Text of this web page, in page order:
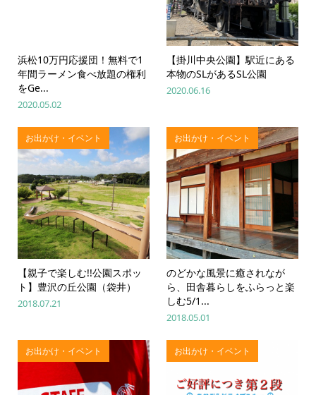
浜松10万円応援団！無料で1
年間ラーメン食べ放題の権利
をGe...
2020.05.02
【掛川中央公園】駅近にある
本物のSLがあるSL公園
2020.06.16
お出かけ・イベント
【親子で楽しむ!!公園スポッ
ト】豊沢の丘公園（袋井）
2018.07.21
お出かけ・イベント
のどかな風景に癒されなが
ら、田舎暮らしをふらっと楽
しむ5/1...
2018.05.01
お出かけ・イベント お出かけ・イベント